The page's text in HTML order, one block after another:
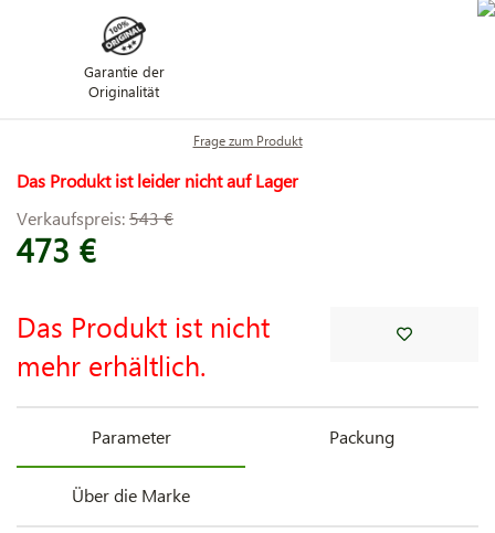
Garantie der
Originalität
Frage zum Produkt
Das Produkt ist leider nicht auf Lager
Verkaufspreis:543 €
473 €
Das Produkt ist nicht
mehr erhältlich.
Parameter Packung
Über die Marke